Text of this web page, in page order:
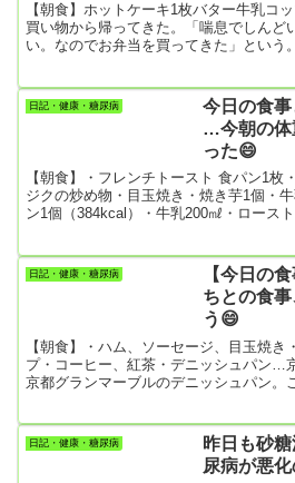
【朝食】ホットケーキ1枚バター牛乳コ
買い物から帰ってきた。「喘息でしんど
い。なのでお弁当を買ってきた」という
ほうれん草の白和え菓子パン1個303kcal(
かった）焼き芋1個【夕食】豆腐１丁柿1
たので、豆腐だけで我慢、我慢！！！【
日記・健康・糖尿病
今日の食事
…今朝の体
った😄
【朝食】・フレンチトースト 食パン1枚
ジクの炒め物・目玉焼き・焼き芋1個・
ン1個（384kcal）・牛乳200㎖・ロース
か弱い。【夕食】・あまから生姜ごはん
夜は無礼講！思いっきりご飯を食べるぞ
はんを4杯も食べてしまった！！！！大
日記・健康・糖尿病
【今日の
ちとの食
う😄
【朝食】・ハム、ソーセージ、目玉焼き
プ・コーヒー、紅茶・デニッシュパン…
京都グランマーブルのデニッシュパン。
事・焼肉【今日の運動】・散歩9714歩
日記・健康・糖尿病
昨日も砂
尿病が悪